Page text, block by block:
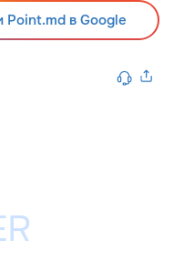
Point.md в Google